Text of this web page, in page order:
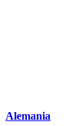
Alemania